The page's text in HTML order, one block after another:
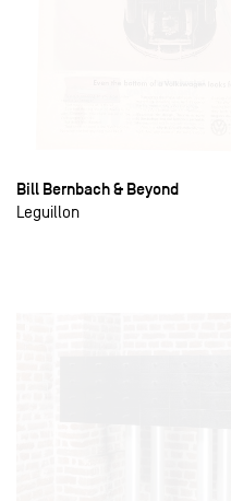
Bill Bernbach & Beyond
Leguillon